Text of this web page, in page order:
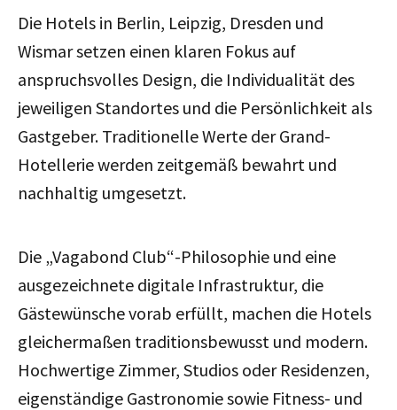
Die Hotels in Berlin, Leipzig, Dresden und
Wismar setzen einen klaren Fokus auf
anspruchsvolles Design, die Individualität des
jeweiligen Standortes und die Persönlichkeit als
Gastgeber. Traditionelle Werte der Grand-
Hotellerie werden zeitgemäß bewahrt und
nachhaltig umgesetzt.
Die „Vagabond Club“-Philosophie und eine
ausgezeichnete digitale Infrastruktur, die
Gästewünsche vorab erfüllt, machen die Hotels
gleichermaßen traditionsbewusst und modern.
Hochwertige Zimmer, Studios oder Residenzen,
eigenständige Gastronomie sowie Fitness- und